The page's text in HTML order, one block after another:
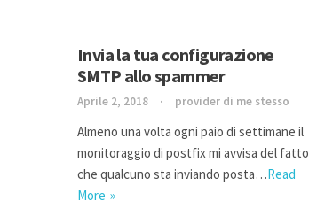
Invia la tua configurazione
SMTP allo spammer
Aprile 2, 2018 provider di me stesso
Almeno una volta ogni paio di settimane il
monitoraggio di postfix mi avvisa del fatto
che qualcuno sta inviando posta…Read
More